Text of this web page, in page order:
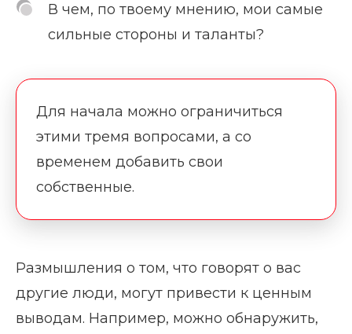
В чем, по твоему мнению, мои самые
сильные стороны и таланты?
Для начала можно ограничиться
этими тремя вопросами, а со
временем добавить свои
собственные.
Размышления о том, что говорят о вас
другие люди, могут привести к ценным
выводам. Например, можно обнаружить,